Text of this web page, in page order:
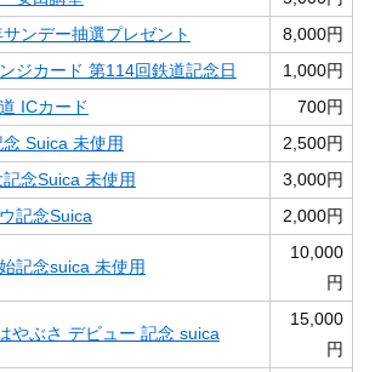
ンデー抽選プレゼント
8,000円
ジカード 第114回鉄道記念日
1,000円
ICカード
700円
Suica 未使用
2,500円
念Suica 未使用
3,000円
記念Suica
2,000円
記念suica 未使用
10,000
円
やぶさ デビュー 記念 suica
15,000
円